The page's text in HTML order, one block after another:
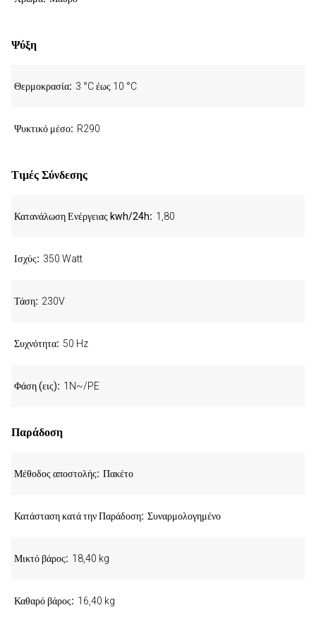
Ψύξη
Θερμοκρασία 3 °C έως 10 °C
Ψυκτικό μέσο R290
Τιμές Σύνδεσης
Κατανάλωση Ενέργειας kwh/24h 1,80
Ισχύς 350 Watt
Τάση 230V
Συχνότητα 50 Hz
Φάση (εις) 1N~/PE
Παράδοση
Μέθοδος αποστολής Πακέτο
Κατάσταση κατά την Παράδοση Συναρμολογημένο
Μικτό βάρος 18,40 kg
Καθαρό βάρος 16,40 kg